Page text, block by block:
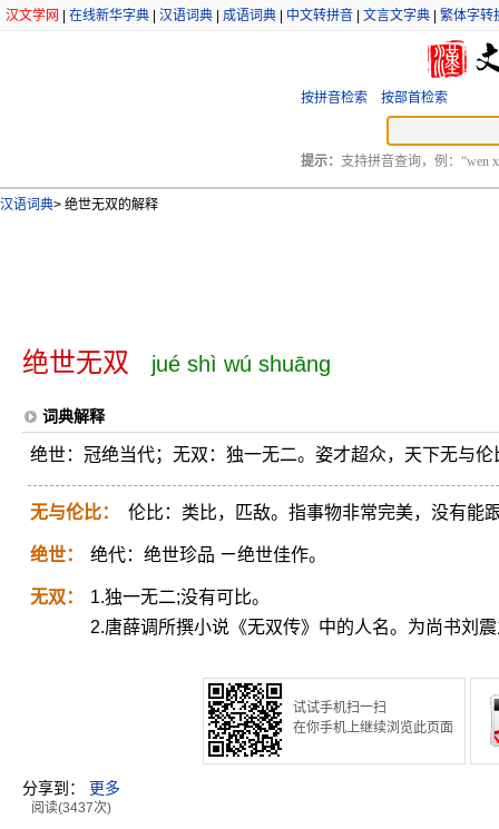
汉文学网 在线新华字典 汉语词典 成语词典 中文转拼音 文言文字典 繁体字转
按拼音检索 按部首检索
提示： 支持拼音查询，例：“wen
汉语词典> 绝世无双的解释
绝世无双 jué shì wú shuāng
词典解释
绝世：冠绝当代；无双：独一无二。姿才超众，天下无与伦
无与伦比： 伦比：类比，匹敌。指事物非常完美，没有能
绝世： 绝代：绝世珍品 ㄧ绝世佳作。
无双：
1.独一无二;没有可比。
2.唐薛调所撰小说《无双传》中的人名。为尚书刘
试试手机扫一扫
在你手机上继续浏览此页面
分享到： 更多
阅读(3437次)